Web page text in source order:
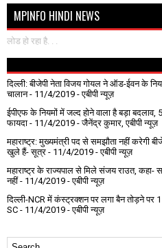
MPINFO HINDI NEWS
लोड हो रहा है. . .
दिल्ली: बीजेपी नेता विजय गोयल ने ऑड-ईवन के
चालान- 11/4/2019 - एबीपी न्यूज़
ईपीएफ के नियमों में जल्द होने वाला है बड़ा बदलाव,
फायदा - 11/4/2019 - जैनेंद्र कुमार, एबीपी न्यूज़
महाराष्ट्र: मुख्यमंत्री पद से समझौता नहीं करेगी
खुले हैं- सूत्र - 11/4/2019 - एबीपी न्यूज़
महाराष्ट्र के राज्यपाल से मिले संजय राउत, कहा-
नहीं- 11/4/2019 - एबीपी न्यूज़
दिल्ली-NCR में कंस्ट्रक्शन पर लगा बैन तोड़ने पर
SC - 11/4/2019 - एबीपी न्यूज़